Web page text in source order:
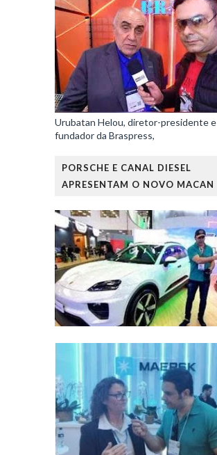
Urubatan Helou, diretor-presidente e
fundador da Braspress,
PORSCHE E CANAL DIESEL
APRESENTAM O NOVO MACAN